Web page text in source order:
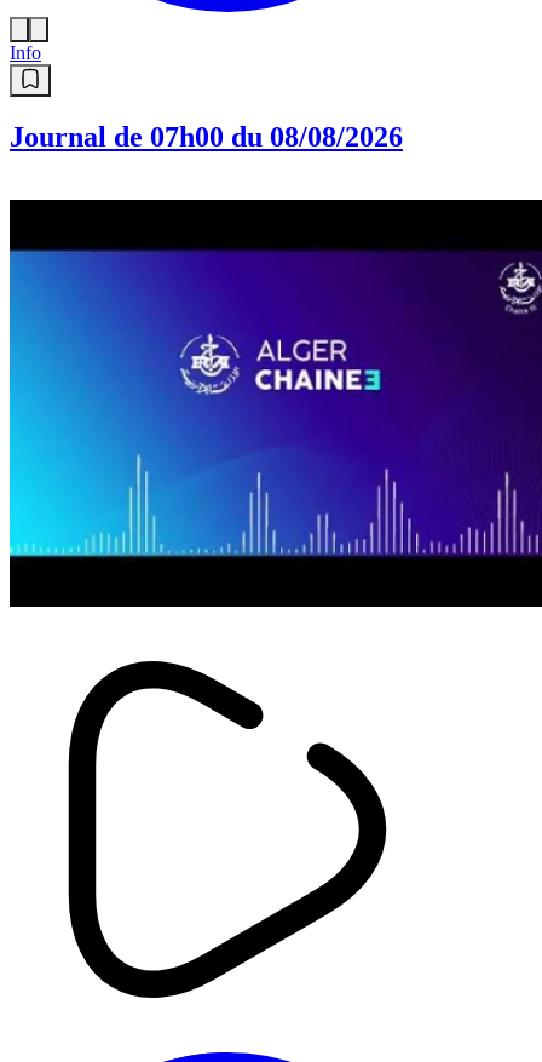
Info
Journal de 07h00 du 08/08/2026